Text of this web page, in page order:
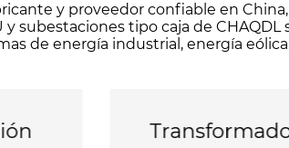
y proveedor confiable en
y subestaciones tipo caja de
de energía industrial, energía
Interruptor